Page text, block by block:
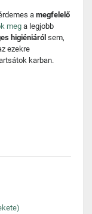
a megfelelő
meg a legjobb
higiéniáról sem,
ezekre
karban.